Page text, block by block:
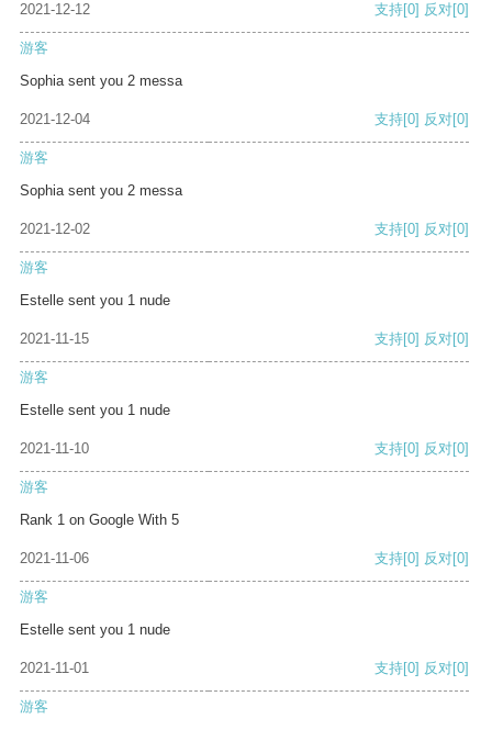
2021-12-12 支持[0] 反对[0]
游客
Sophia sent you 2 messa
2021-12-04 支持[0] 反对[0]
游客
Sophia sent you 2 messa
2021-12-02 支持[0] 反对[0]
游客
Estelle sent you 1 nude
2021-11-15 支持[0] 反对[0]
游客
Estelle sent you 1 nude
2021-11-10 支持[0] 反对[0]
游客
Rank 1 on Google With 5
2021-11-06 支持[0] 反对[0]
游客
Estelle sent you 1 nude
2021-11-01 支持[0] 反对[0]
游客